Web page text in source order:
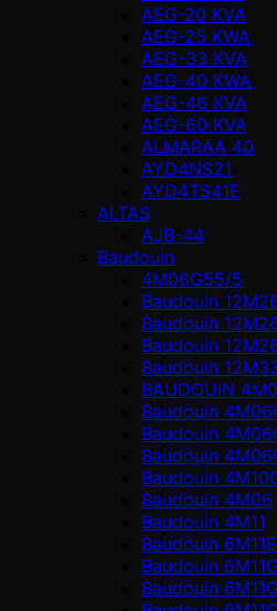
AEG-20 KVA
AEG-25 KWA
AEG-33 KVA
AEG-40 KWA
AEG-46 KVA
AEG-60 KVA
ALMARAA 40
AYD4NS21
AYD4TS41E
ALTAŞ
AJB-44
Baudouin
4M06G55/5
Baudouin
Baudouin
Baudouin
Baudouin
BAUDOUIN
Baudouin
Baudouin
Baudouin
Baudouin
Baudouin 4М06
Baudouin 4М11
Baudouin
Baudouin
Baudouin